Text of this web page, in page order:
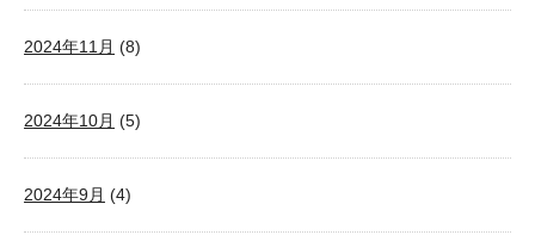
2024年11月 (8)
2024年10月 (5)
2024年9月 (4)